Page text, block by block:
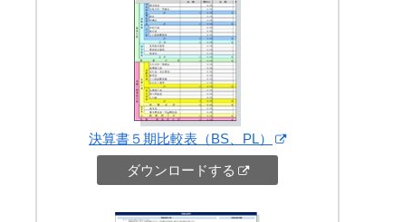
決算書５期比較表（BS、PL）
ダウンロードする